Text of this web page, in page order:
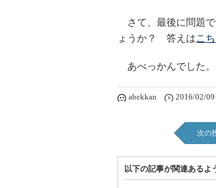
さて、最後に問題で
ょうか？ 答えはこ
あべっかんでした。
abekkan 2016/02/
次の
以下の記事が関連あるよ